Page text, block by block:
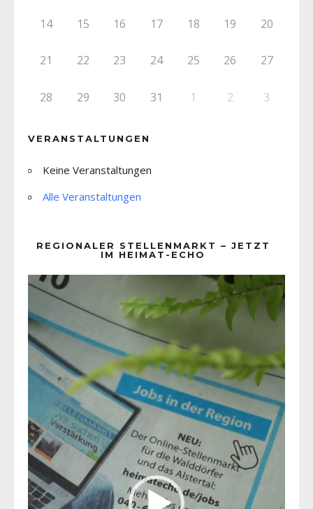
14 15 16 17 18 19 20
21 22 23 24 25 26 27
28 29 30 31 1 2 3
VERANSTALTUNGEN
Keine Veranstaltungen
Alle Veranstaltungen
REGIONALER STELLENMARKT – JETZT
IM HEIMAT-ECHO
Player